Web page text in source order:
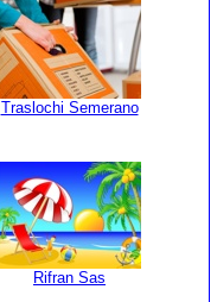
Traslochi Semerano
Rifran Sas